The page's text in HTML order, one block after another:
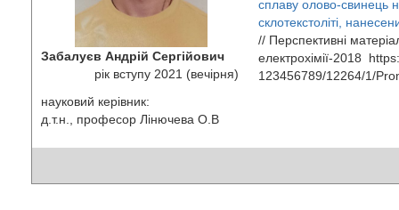
Забалуєв Андрій Сергійович
рік вступу 2021 (вечірня)
науковий керівник:
д.т.н., професор Лінючева О.В
сплаву олово-свинець
склотекстоліті,
// Перспективні
електрохімії-2018
123456789/12264/1/